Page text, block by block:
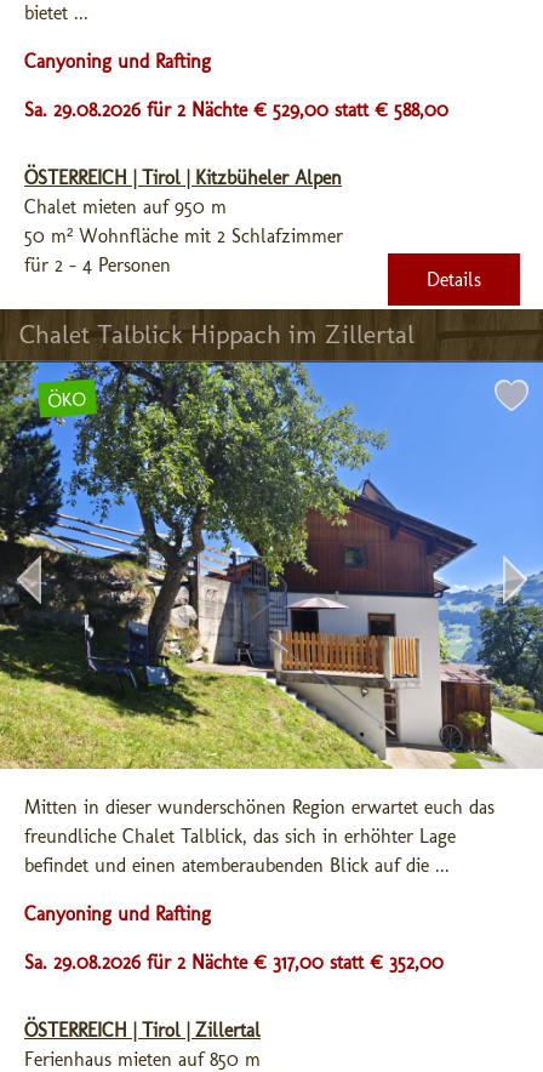
bietet ...
Canyoning und Rafting
Sa. 29.08.2026 für 2 Nächte € 529,00 statt € 588,00
ÖSTERREICH | Tirol | Kitzbüheler Alpen
Chalet mieten auf 950 m
50 m² Wohnfläche mit 2 Schlafzimmer
für 2 - 4 Personen
Details
Chalet Talblick Hippach im Zillertal
ÖKO
Mitten in dieser wunderschönen Region erwartet euch das
freundliche Chalet Talblick, das sich in erhöhter Lage
befindet und einen atemberaubenden Blick auf die ...
Canyoning und Rafting
Sa. 29.08.2026 für 2 Nächte € 317,00 statt € 352,00
ÖSTERREICH | Tirol | Zillertal
Ferienhaus mieten auf 850 m